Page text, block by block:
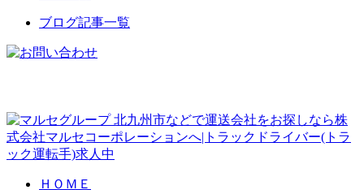
ブログ記事一覧
北九州市などで運送会社をお探しなら株
式会社マルセコーポレーションへ|トラックドライバー(トラ
ック運転手)求人中
ＨＯＭＥ